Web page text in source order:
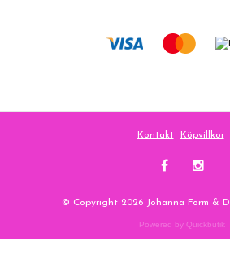
Kontakt Köpvillkor
© Copyright 2026 Johanna Form &
Powered by Quickbutik